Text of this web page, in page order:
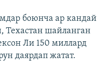
боюнча ар кандай
Техастан шайланган
Ли 150 миллард
даярдап жатат.